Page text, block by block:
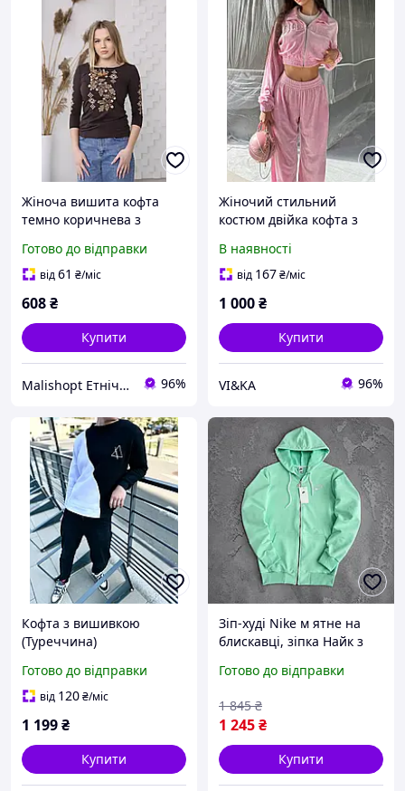
Жіноча вишита кофта
темно коричнева з
для міського стилю та
щоденного носіння S 4XL
Готово до відправки
від61 ₴/міс
608₴
Купити
Malishopt Етнічний одяг та головні убори, все для хрещення 96%
Жіночий стильний
костюм двійка кофта з
В наявності
від 167₴/міс
1 000₴
Купити
VI&KA 96%
Кофта з вишивкою
(Туреччина)
Готово до відправки
від 120₴/міс
1 199₴
Купити
Зіп-худі Nike м ятне на
блискавці, зіпка Найк з
літо, бавовняна кофта з
Готово до відправки
1 245₴
1 845 ₴
Купити